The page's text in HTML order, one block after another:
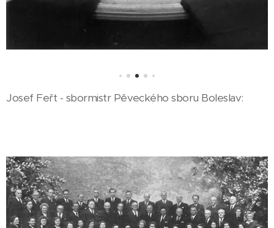
Josef Feřt - sbormistr Pěveckého sboru Boleslav: